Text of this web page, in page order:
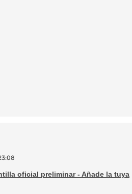
oficial preliminar - Añade la tuya